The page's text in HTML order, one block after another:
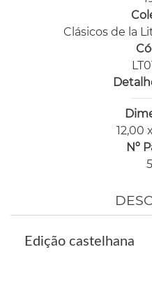
Clásicos de la
12,00
Nº
Edição castelhana